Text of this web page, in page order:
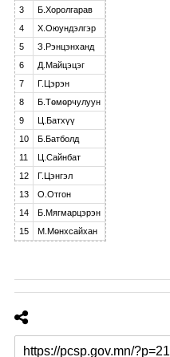
3
Б.Хоролгарав
4
Х.Оюундэлгэр
5
З.Рэнцэнханд
6
Д.Майцэцэг
7
Г.Цэрэн
8
Б.Төмөрчулуун
9
Ц.Батхүү
10
Б.Батболд
11
Ц.Сайнбат
12
Г.Цэнгэл
13
О.Отгон
14
Б.Мягмарцэрэн
15
М.Мөнхсайхан